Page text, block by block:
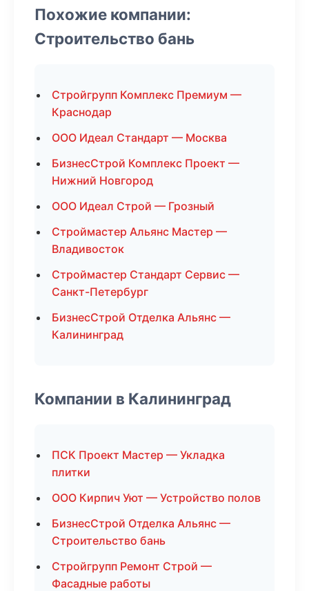
Похожие компании:
Строительство бань
Стройгрупп Комплекс Премиум —
Краснодар
ООО Идеал Стандарт — Москва
БизнесСтрой Комплекс Проект —
Нижний Новгород
ООО Идеал Строй — Грозный
Строймастер Альянс Мастер —
Владивосток
Строймастер Стандарт Сервис —
Санкт-Петербург
БизнесСтрой Отделка Альянс —
Калининград
Компании в Калининград
ПСК Проект Мастер — Укладка
плитки
ООО Кирпич Уют — Устройство полов
БизнесСтрой Отделка Альянс —
Строительство бань
Стройгрупп Ремонт Строй —
Фасадные работы